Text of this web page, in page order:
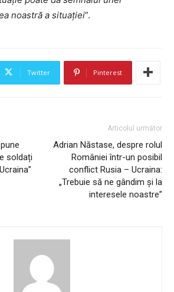
noastră a situaţiei”.
Twitter Pinterest
soldați
Articolul următor
Adrian Năstase, despre rolul
României într-un posibil
conflict Rusia – Ucraina:
„Trebuie să ne gândim şi la
interesele noastre”